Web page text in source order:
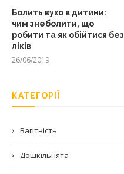
Болить вухо в дитини:
чим знеболити, що
робити та як обійтися без
ліків
26/06/2019
КАТЕГОРІЇ
Вагітність
Дошкільнята